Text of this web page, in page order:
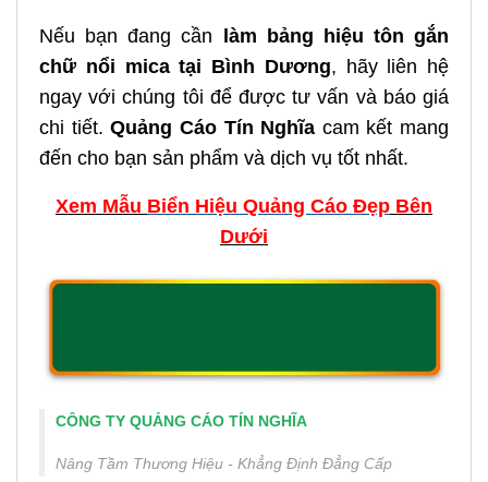
Nếu bạn đang cần làm bảng hiệu tôn gắn
chữ nổi mica tại Bình Dương, hãy liên hệ
ngay với chúng tôi để được tư vấn và báo giá
chi tiết.Quảng Cáo Tín Nghĩa cam kết mang
đến cho bạn sản phẩm và dịch vụ tốt nhất.
Xem Mẫu Biển Hiệu Quảng Cáo Đẹp Bên
Dưới
CÔNG TY QUẢNG CÁO TÍN NGHĨA
Nâng Tầm Thương Hiệu - Khẳng Định Đẳng Cấp